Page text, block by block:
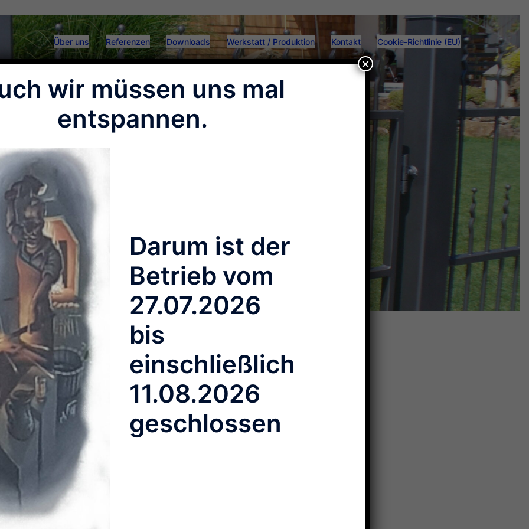
Über uns Referenzen Downloads Werkstatt / Produktion Kontakt Cookie-Richtlinie (EU)
gefunden werden. Vielleicht hilft die Suchfunktion.
wir müssen uns mal
entspannen.
Darum ist der
Betrieb vom
27.07.2026
bis
einschließlich
11.08.2026
geschlossen
×